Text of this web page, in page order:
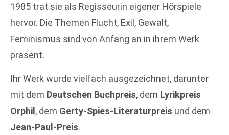
1985 trat sie als Regisseurin eigener Hörspiele
hervor. Die Themen Flucht, Exil, Gewalt,
Feminismus sind von Anfang an in ihrem Werk
präsent.
Ihr Werk wurde vielfach ausgezeichnet, darunter
mit dem Deutschen Buchpreis, dem Lyrikpreis
Orphil , dem Gerty-Spies-Literaturpreis und dem
Jean-Paul-Preis.